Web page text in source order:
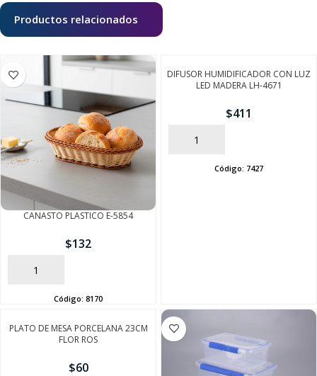
Productos relacionados
CANASTO PLASTICO E-5854
$132
AÑADIR
Código: 8170
DIFUSOR HUMIDIFICADOR CON LUZ
LED MADERA LH-4671
$411
AÑADIR
Código: 7427
PLATO DE MESA PORCELANA 23CM
FLOR ROS
$60